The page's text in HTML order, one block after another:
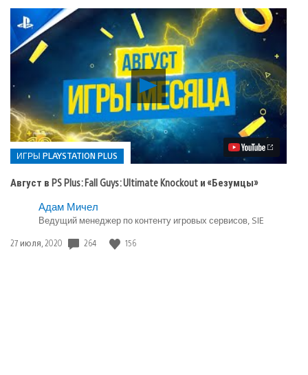
Воспроизвести
видео
Август
в
PS
Plus:
Fall
Guys:
Ultimate
«Безумцы»
ИГРЫ PLAYSTATION PLUS
Август в PS Plus: Fall Guys: Ultimate Knockout и «Безумцы»
Опубликовано
Игры
playstation
Адам Мичел
Ведущий менеджер по контенту игровых сервисов, SIE
Дата
27 июля, 2020 264 156